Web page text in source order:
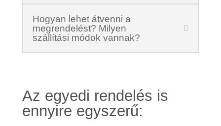
Hogyan lehet átvenni a
megrendelést? Milyen
szállítási módok vannak?
Az egyedi rendelés is
ennyire egyszerű: